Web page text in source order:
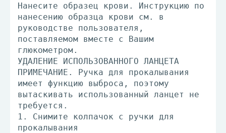
Нанесите образец крови. Инструкцию по
нанесению образца крови см. в
руководстве пользователя,
поставляемом вместе с Вашим
глюкометром.
УДАЛЕНИЕ ИСПОЛЬЗОВАННОГО ЛАНЦЕТА
ПРИМЕЧАНИЕ. Ручка для прокалывания
имеет функцию выброса, поэтому
вытаскивать использованный ланцет не
требуется.
1. Снимите колпачок с ручки для
прокалывания